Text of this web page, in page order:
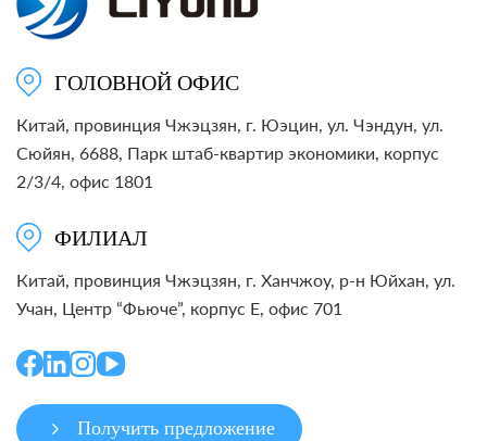
ГОЛОВНОЙ ОФИС
Китай, провинция Чжэцзян, г. Юэцин, ул. Чэндун, ул.
Сюйян, 6688, Парк штаб-квартир экономики, корпус
2/3/4, офис 1801
ФИЛИАЛ
Китай, провинция Чжэцзян, г. Ханчжоу, р-н Юйхан, ул.
Учан, Центр “Фьюче”, корпус E, офис 701
Получить предложение